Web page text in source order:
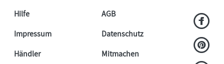
Hilfe
AGB
Impressum
Datenschutz
Händler
Mitmachen